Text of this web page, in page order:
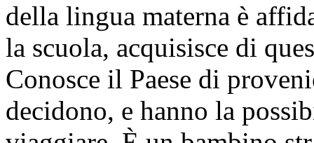
della lingua materna è
la scuola, acquisisce di
Conosce il Paese di
decidono, e hanno la